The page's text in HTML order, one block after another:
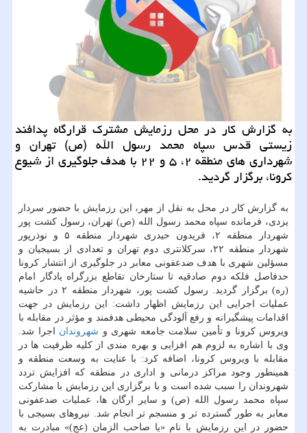
به گزارش كار در محل رزمایش مشترك قرارگاه پدافند
زیستی قدس سپاه محمد رسول الله (ص) تهران و
شهرداری های منطقه ۲، ۵ و ۲۲ با هدف جلوگیری از شیوع
كرونا، برگزار گردید.
به گزارش كار در محل به نقل از مهر، این رزمایش با حضور سردار
یزدی، فرمانده سپاه محمد رسول الله (ص) تهران، رسول كشت پور
شهردار منطقه ۲، فریدون حیدری شهردار منطقه ۵ و نوذرپور
شهردار منطقه ۲۲، سركلانتری دوم تهران و تعدادی از بسیجیان و
مسؤلین شهری با هدف ضدعفونی معابر در جلوگیری از انتشار كرونا
حدفاصل فلكه دوم صادقیه تا ستارخان تقاطع بزرگراه یادگار امام
(ره) برگزار گردید. رسول كشت پور، شهردار منطقه ۲ در حاشیه
عملیات اجرایی این رزمایش اظهار داشت: این رزمایش در جهت
اقدامات پیشگیرانه و رفع آلودگی محیطی هدفمند و مؤثر در مقابله با
ویروس كرونا و تأمین سلامت جامعه شهری و شهروندان اجرا شد.
وی با اشاره به لزوم هم افزایی و بهره مندی از كلیه ظرفیت ها در
مقابله با ویروس كرونا، اضافه كرد: با عنایت به وسعت منطقه و
همینطور وجود مراكز درمانی و اداری در منطقه كه افزایش تردد
شهروندان را سبب شده است و با برگزاری این رزمایش با مشاركت
سپاه محمد رسول الله (ص) و سایر ارگان ها، عملیات ضدعفونی
معابر به طور گسترده تر و منسجم تر انجام شد. نیروهای بسیجی با
حضور در این رزمایش با نام «یا صاحب الزمان (عج)» مبادرت به